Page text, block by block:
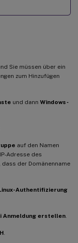
Sie müssen über ein
zum Hinzufügen
und dann Windows-
auf den Namen
Adresse des
der Domänenname
Authentifizierung
Anmeldung erstellen